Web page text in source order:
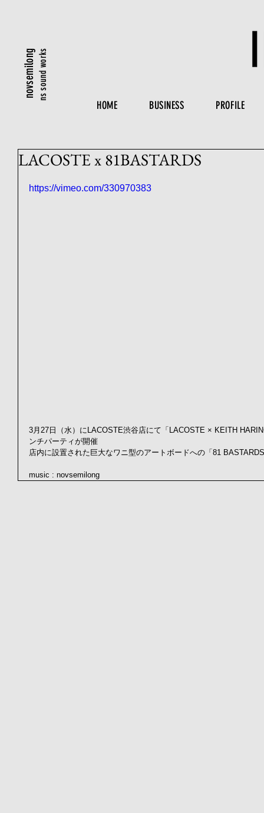
ns sound works
novsemilong
HOME BUSINESS PROFILE
LACOSTE x 81BASTARDS
https://vimeo.com/330970383
3月27日（水）にLACOSTE渋谷店にて「LACOSTE × KEITH
ンチパーティが開催
店内に設置された巨大なワニ型のアートボードへの「81
music : novsemilong